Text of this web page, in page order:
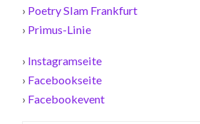
› Poetry Slam Frankfurt
› Primus-Linie
› Instagramseite
› Facebookseite
› Facebookevent